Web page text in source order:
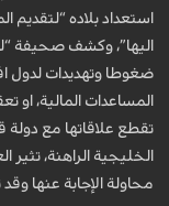
استعداد بلاده “لتقديم
اليها”، وكشف صحيفة
ضغوطا وتهديدات لدول
المساعدات المالية، او
تقطع علاقاتها مع
الخليجية الراهنة، تثير
محاولة الإجابة عنها وقد